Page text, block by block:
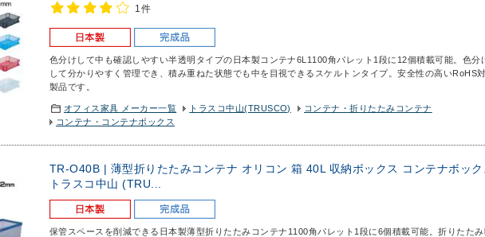
1件
色分けして中も確認しやすい半透明タイプの日本製コンテナ6L 1100角パレット1段に12個積載可能。色分
して分かりやすく管理でき、積み重ねた状態でも中を目視できるスケルトンタイプ。安全性の高いRoHS
製品です。
オフィス家具 メーカー一覧 トラスコ中山(TRUSCO)
コンテナ・折りたたみコンテナ
コンテナ・コンテナボックス
TR-O40B | 薄型折りたたみコンテナ オリコン 箱 40L 収納ボックス コンテナボック
トラスコ中山 (TRU...
保管スペースを削減できる日本製薄型折りたたみコンテナ 1100角パレット1段に6個積載可能。折りたた